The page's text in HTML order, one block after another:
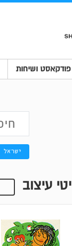
פודקאסט ושיחות
ישראל